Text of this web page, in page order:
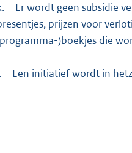
Er wordt geen subsidie
prijzen voor
)boekjes die
Een initiatief wordt in